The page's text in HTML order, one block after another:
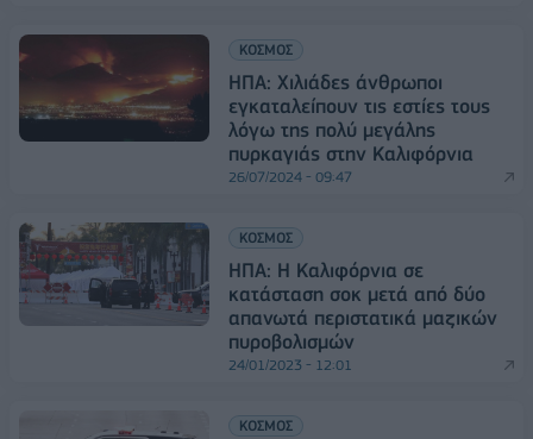
ΚΟΣΜΟΣ
ΗΠΑ: Χιλιάδες άνθρωποι
εγκαταλείπουν τις εστίες τους
λόγω της πολύ μεγάλης
πυρκαγιάς στην Καλιφόρνια
26/07/2024 - 09:47
ΚΟΣΜΟΣ
ΗΠΑ: Η Καλιφόρνια σε
κατάσταση σοκ μετά από δύο
απανωτά περιστατικά μαζικών
πυροβολισμών
24/01/2023 - 12:01
ΚΟΣΜΟΣ